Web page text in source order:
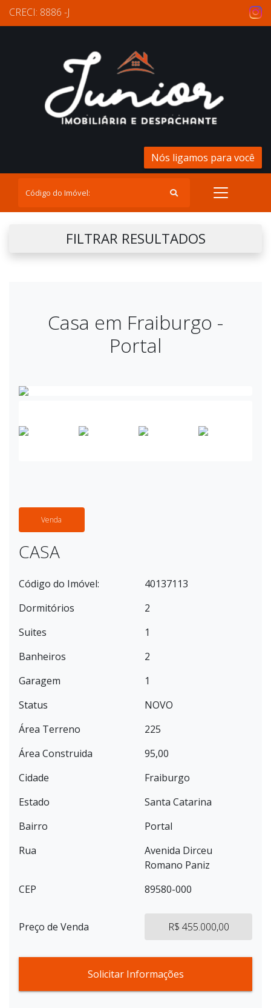
CRECI: 8886 -J
Nós ligamos para você
FILTRAR RESULTADOS
Casa em Fraiburgo -
Portal
Venda
CASA
Código do Imóvel:
40137113
Dormitórios
2
Suites
1
Banheiros
2
Garagem
1
Status
NOVO
Área Terreno
225
Área Construida
95,00
Cidade
Fraiburgo
Estado
Santa Catarina
Bairro
Portal
Rua
Avenida Dirceu
Romano Paniz
CEP
89580-000
Preço de Venda R$ 455.000,00
Solicitar Informações